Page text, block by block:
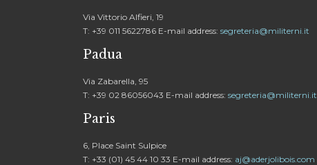
Via Vittorio Alfieri, 19
T: +39 011 5622786 E-mail address: segreteria@militerni.it
Padua
Via Zabarella, 95
T: +39 02 86056043 E-mail address: segreteria@militerni.it
Paris
6, Place Saint Sulpice
T: +33 (01) 45 44 10 33 E-mail address: aj@aderjolibois.com